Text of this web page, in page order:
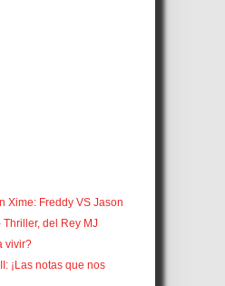
Xime: Freddy VS Jason
Thriller, del Rey MJ
vivir?
¡Las notas que nos